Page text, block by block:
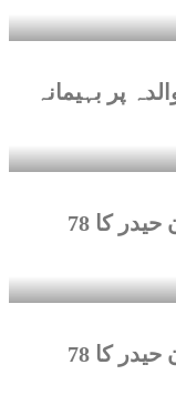
پر بہیمانہ
کا 78
کا 78